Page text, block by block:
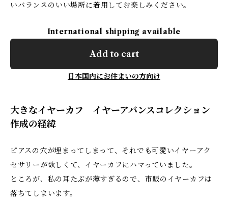
いバランスのいい場所に着用してお楽しみください。
International shipping available
Add to cart
日本国内にお住まいの方向け
大きなイヤーカフ イヤーアバンスコレクション
作成の経緯
ピアスの穴が埋まってしまって、それでも可愛いイヤーアク
セサリーが欲しくて、イヤーカフにハマっていました。
ところが、私の耳たぶが薄すぎるので、市販のイヤーカフは
落ちてしまいます。